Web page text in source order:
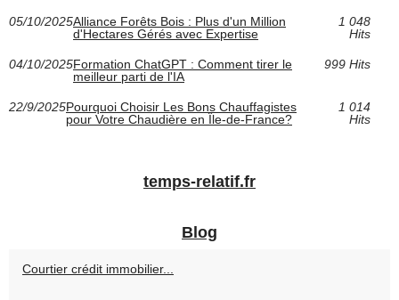
05/10/2025Alliance Forêts Bois : Plus d'un Million
d'Hectares Gérés avec Expertise
1 048
Hits
04/10/2025Formation ChatGPT : Comment tirer le
meilleur parti de l'IA
999 Hits
22/9/2025Pourquoi Choisir Les Bons Chauffagistes
pour Votre Chaudière en Île-de-France?
1 014
Hits
temps-relatif.fr
Blog
Courtier crédit immobilier...